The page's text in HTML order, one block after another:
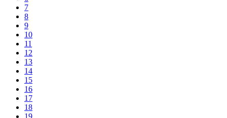
7
8
9
10
11
12
13
14
15
16
17
18